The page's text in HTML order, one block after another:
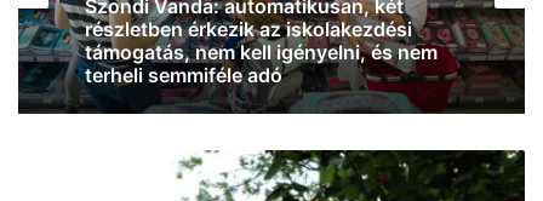
Szondi Vanda: automatikusan, két
részletben érkezik az iskolakezdési
terheli semmiféle adó
Vitézy Dávid Szabadkán járt, és
bejelentette, hogy mikor indulhat el a
vasútvonalon